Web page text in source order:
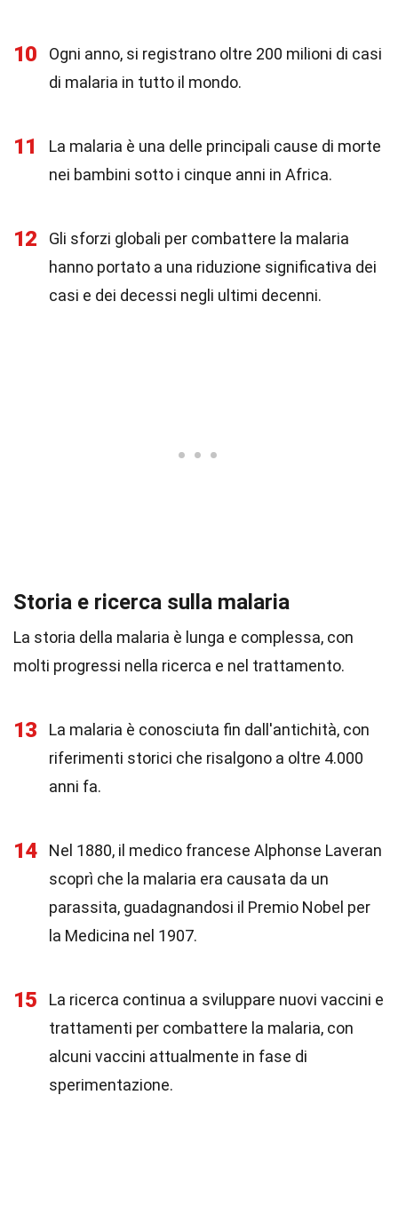
10
Ogni anno, si registrano oltre 200 milioni di casi
di malaria in tutto il mondo.
11
La malaria è una delle principali cause di morte
nei bambini sotto i cinque anni in Africa.
12
Gli sforzi globali per combattere la malaria
hanno portato a una riduzione significativa dei
casi e dei decessi negli ultimi decenni.
Storia e ricerca sulla malaria
La storia della malaria è lunga e complessa, con
molti progressi nella ricerca e nel trattamento.
13
La malaria è conosciuta fin dall'antichità, con
riferimenti storici che risalgono a oltre 4.000
anni fa.
14
Nel 1880, il medico francese Alphonse Laveran
scoprì che la malaria era causata da un
parassita, guadagnandosi il Premio Nobel per
la Medicina nel 1907.
15
La ricerca continua a sviluppare nuovi vaccini e
trattamenti per combattere la malaria, con
alcuni vaccini attualmente in fase di
sperimentazione.